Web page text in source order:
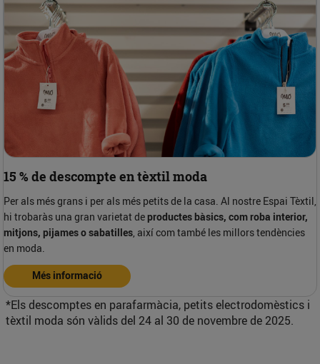
15 % de descompte en tèxtil moda
Per als més grans i per als més petits de la casa. Al nostre Espai Tèxtil,
hi trobaràs una gran varietat deproductes bàsics, com roba interior,
mitjons, pijames o sabatilles , així com també les millors tendències
en moda.
Més informació
*Els descomptes en parafarmàcia, petits electrodomèstics i
tèxtil moda són vàlids del 24 al 30 de novembre de 2025.